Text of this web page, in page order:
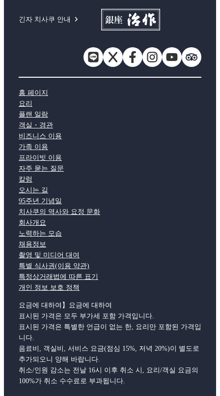
긴자 치사쿠 안내
홈 페이지
요리
플랜 일람
객실・경관
비즈니스 이용
가족 이용
프라이빗 이용
자주 묻는 질문
칼럼
오시는 길
95주년 기념일
치사쿠의 역사와 요정 문화
회사개요
노력하는 모습
채용정보
촬영 및 미디어 대여
특별 식사권(이용 약관)
특정상거래법에 따른 표기
개인 정보 보호 정책
요금에 대하여】요금에 대하여
표시된 가격은 모두 부가세 포함 가격입니다.
표시된 가격은 특별한 언급이 없는 한, 요리만 포함된 가격입
니다.
음료비, 객실비, 서비스 요금(점심 15%, 저녁 20%)이 별도로
추가되오니 양해 바랍니다.
취소/인원 감소는 전날 16시 이후 취소 시, 요리/객실 요금의
100%가 취소 수수료로 부과됩니다.